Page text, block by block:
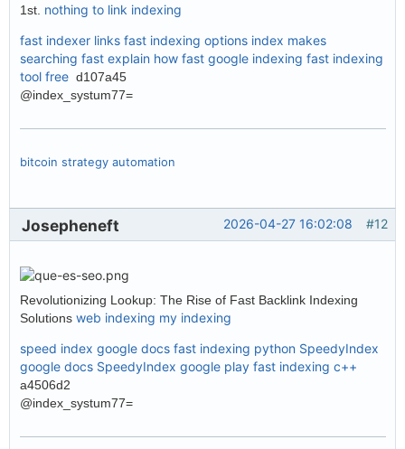
1st. nothing to link indexing
fast indexer links fast indexing options index makes
searching fast explain how fast google indexing fast indexing
tool free d107a45
@index_systum77=
bitcoin strategy automation
#12
2026-04-27 16:02:08
Josepheneft
Revolutionizing Lookup: The Rise of Fast Backlink Indexing
Solutions web indexing my indexing
speed index google docs fast indexing python SpeedyIndex
google docs SpeedyIndex google play fast indexing c++
a4506d2
@index_systum77=